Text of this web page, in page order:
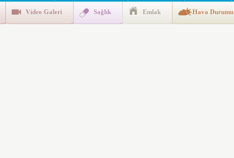
Polis Akademisi İç Güvenlik Fakültesine 350 Öğrenci Alınacak
Video Galeri Sağlık Emlak Hava Durumu